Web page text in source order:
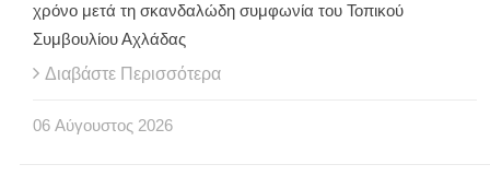
χρόνο μετά τη σκανδαλώδη συμφωνία του Τοπικού
Συμβουλίου Αχλάδας
Διαβάστε Περισσότερα
06 Αύγουστος 2026